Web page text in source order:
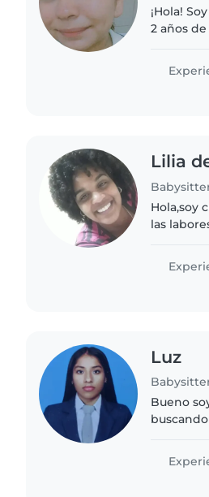
¡Hola!
2 años
con niños
Lilia
Hola,soy
las
Luz
Bueno